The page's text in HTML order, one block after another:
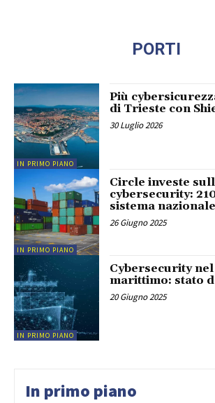
PORTI
IN PRIMO PIANO
Più
di Trieste con
30 Luglio 2026
IN PRIMO PIANO
Circle investe
cybersecurity:
sistema
26 Giugno 2025
IN PRIMO PIANO
Cybersecurity
marittimo: stato
20 Giugno 2025
In primo piano